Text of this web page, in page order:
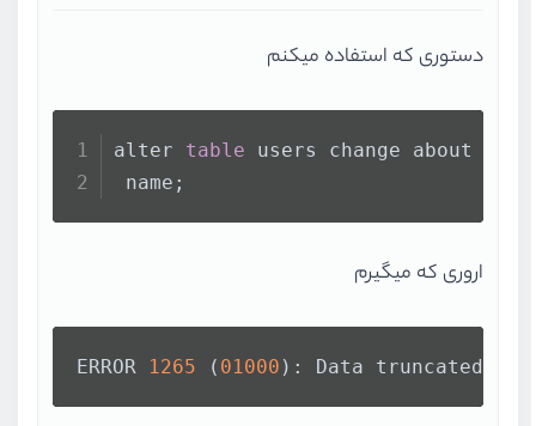
دستوری که استفاده میکنم
alter table users change about
name;
اروری که میگیرم
ERROR 1265 ( 01000 ): Data truncated for